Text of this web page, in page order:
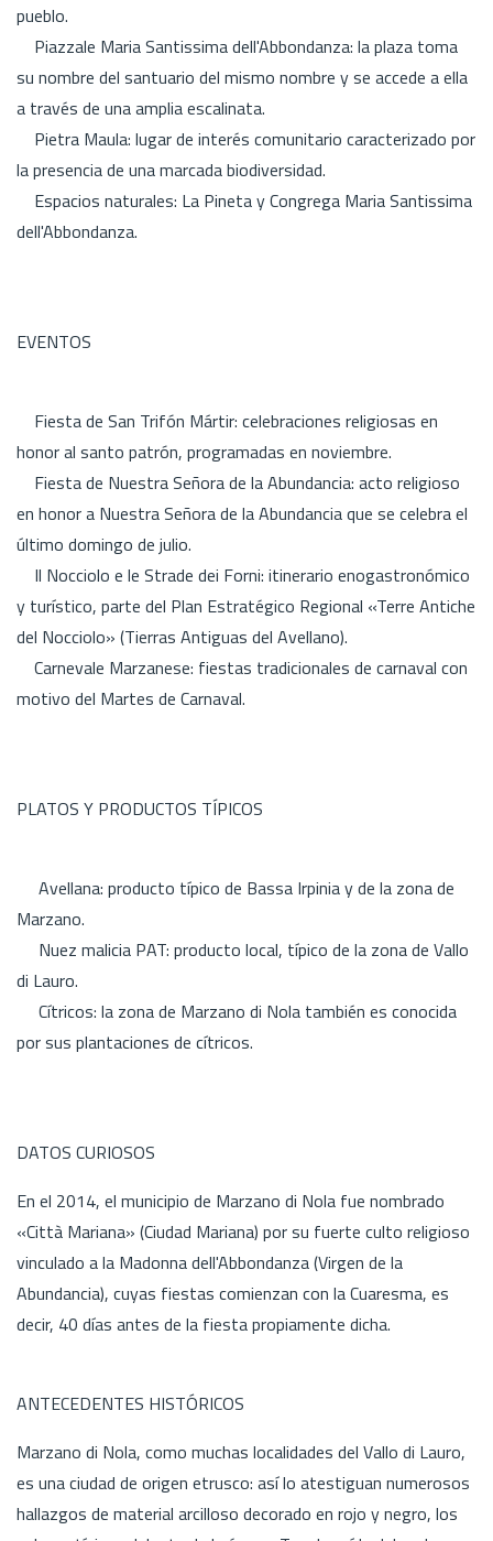
pueblo.
Piazzale Maria Santissima dell'Abbondanza: la plaza toma
su nombre del santuario del mismo nombre y se accede a ella
a través de una amplia escalinata.
Pietra Maula: lugar de interés comunitario caracterizado por
la presencia de una marcada biodiversidad.
Espacios naturales: La Pineta y Congrega Maria Santissima
dell'Abbondanza.
EVENTOS
Fiesta de San Trifón Mártir: celebraciones religiosas en
honor al santo patrón, programadas en noviembre.
Fiesta de Nuestra Señora de la Abundancia: acto religioso
en honor a Nuestra Señora de la Abundancia que se celebra el
último domingo de julio.
Il Nocciolo e le Strade dei Forni: itinerario enogastronómico
y turístico, parte del Plan Estratégico Regional «Terre Antiche
del Nocciolo» (Tierras Antiguas del Avellano).
Carnevale Marzanese: fiestas tradicionales de carnaval con
motivo del Martes de Carnaval.
PLATOS Y PRODUCTOS TÍPICOS
Avellana: producto típico de Bassa Irpinia y de la zona de
Marzano.
Nuez malicia PAT: producto local, típico de la zona de Vallo
di Lauro.
Cítricos: la zona de Marzano di Nola también es conocida
por sus plantaciones de cítricos.
DATOS CURIOSOS
En el 2014, el municipio de Marzano di Nola fue nombrado
«Città Mariana» (Ciudad Mariana) por su fuerte culto religioso
vinculado a la Madonna dell'Abbondanza (Virgen de la
Abundancia), cuyas fiestas comienzan con la Cuaresma, es
decir, 40 días antes de la fiesta propiamente dicha.
ANTECEDENTES HISTÓRICOS
Marzano di Nola, como muchas localidades del Vallo di Lauro,
es una ciudad de origen etrusco: así lo atestiguan numerosos
hallazgos de material arcilloso decorado en rojo y negro, los